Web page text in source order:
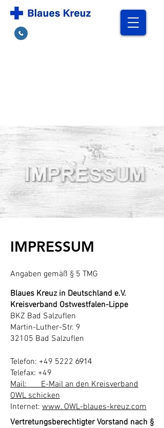
IMPRESSUM
Angaben gemäß § 5 TMG
Blaues Kreuz in Deutschland e.V.
Kreisverband Ostwestfalen-Lippe
BKZ Bad Salzuflen
Martin-Luther-Str. 9
32105 Bad Salzuflen
Telefon: +49 5222 6914
Telefax: +49
Mail: E-Mail an den Kreisverband
OWL schicken
Internet: www. OWL-blaues-kreuz.com
Vertretungsberechtigter Vorstand nach §